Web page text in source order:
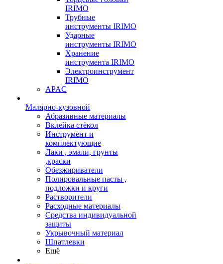
IRIMO
Трубные
инструменты IRIMO
Ударные
инструменты IRIMO
Хранение
инструмента IRIMO
Электроинструмент
IRIMO
APAC
Малярно-кузовной
Абразивные материалы
Вклейка стёкол
Инструмент и
комплектующие
Лаки , эмали, грунты
,краски
Обезжириватели
Полировальные пасты ,
подложки и круги
Растворители
Расходные материалы
Средства индивидуальной
защиты
Укрывочный материал
Шпатлевки
Ещё